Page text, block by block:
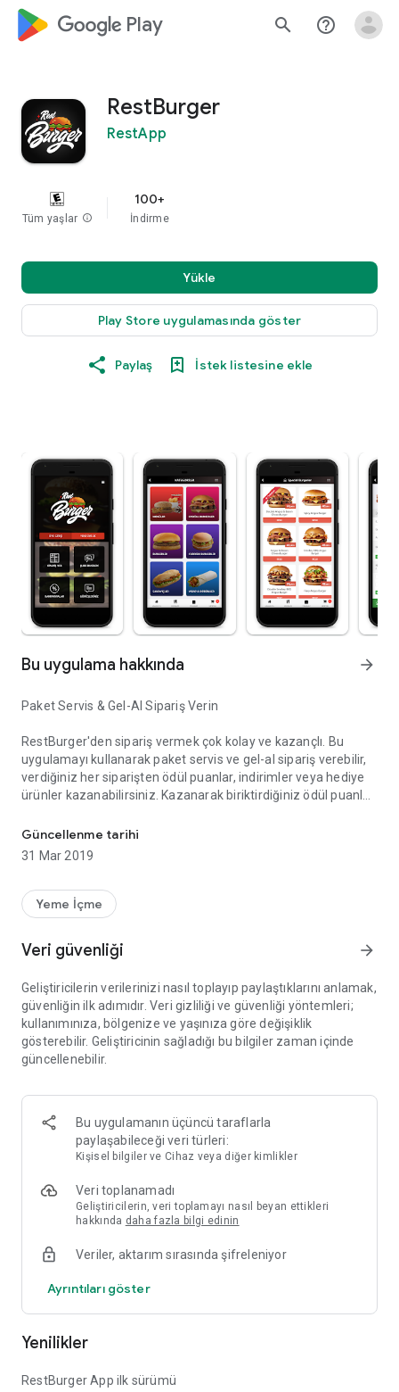
google_logo Play search help_outline
RestBurger
RestApp
Tüm yaşlar info
100+
İndirme
Yükle
Play Store uygulamasında göster
Paylaş İstek listesine ekle
Bu uygulama hakkında arrow_forward
Paket Servis & Gel-Al Sipariş Verin
RestBurger'den sipariş vermek çok kolay ve kazançlı. Bu
uygulamayı kullanarak paket servis ve gel-al sipariş verebilir,
verdiğiniz her siparişten ödül puanlar, indirimler veya hediye
ürünler kazanabilirsiniz. Kazanarak biriktirdiğiniz ödül puanları
Masadan ve Sıraya Girmeden Sipariş Verin
masanızda otururken kolaylıkla siparişinizi verebilir ve
ödemenizi tamamlayabilirsiniz. Siparişiniz hazırlandığında
alabilirsiniz.
Rezervasyon Yapın
RestBurger mobil uygulamasını kullanarak kolaylıkla kendiniz
için veya özel etkinlikleriniz için rezervasyonları yapabilirsiniz.
Dilediğiniz zaman rezervasyonunuzu güncelleyebilir veya
Görüşlerinizi Bırakın
Deneyiminizin ardından görüşlerinizi mobil uygulama
puanlar, hediyeler veya indirimler kazanabilirsiniz.
görüntüleyin
- Şubemizde sıra beklemeden veya masanıza sipariş verin
kolaylıkla ödeyin
- Kolaylıkla gel-al sipariş verin ve hazır olduğunda seçtiğiniz
Güncellenme tarihi
31 Mar 2019
Yeme İçme
Veri güvenliği arrow_forward
Geliştiricilerin verilerinizi nasıl toplayıp paylaştıklarını anlamak,
güvenliğin ilk adımıdır. Veri gizliliği ve güvenliği yöntemleri;
kullanımınıza, bölgenize ve yaşınıza göre değişiklik
gösterebilir. Geliştiricinin sağladığı bu bilgiler zaman içinde
güncellenebilir.
Bu uygulamanın üçüncü taraflarla
paylaşabileceği veri türleri:
Kişisel bilgiler ve Cihaz veya diğer kimlikler
Veri toplanamadı
Geliştiricilerin, veri toplamayı nasıl beyan ettikleri
hakkında daha fazla bilgi edinin
Veriler, aktarım sırasında şifreleniyor
Ayrıntıları göster
Yenilikler
RestBurger App ilk sürümü